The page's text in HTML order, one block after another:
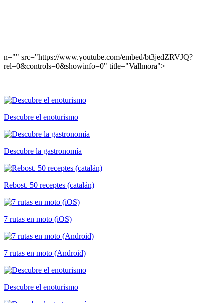
n="" src="https://www.youtube.com/embed/bt3jedZRVJQ?
rel=0&controls=0&showinfo=0" title="Vallmora">
Descubre el enoturismo
Descubre la gastronomía
Rebost. 50 receptes (catalán)
7 rutas en moto (iOS)
7 rutas en moto (Android)
Descubre el enoturismo